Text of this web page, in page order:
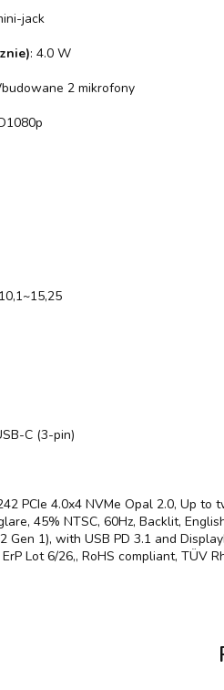
jack
: 4.0 W
2 mikrofony
C (3-pin)
PCIe 4.0x4 NVMe Opal 2.0, Up
45% NTSC, 60Hz, Backlit,
Gen 1), with USB PD 3.1 and
ErP Lot 6/26,, RoHS compliant,